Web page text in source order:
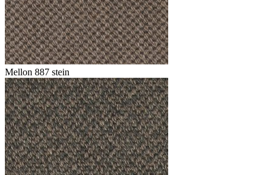
Mellon 887 stein